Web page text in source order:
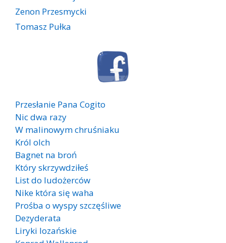
Zenon Przesmycki
Tomasz Pułka
Przesłanie Pana Cogito
Nic dwa razy
W malinowym chruśniaku
Król olch
Bagnet na broń
Który skrzywdziłeś
List do ludożerców
Nike która się waha
Prośba o wyspy szczęśliwe
Dezyderata
Liryki lozańskie